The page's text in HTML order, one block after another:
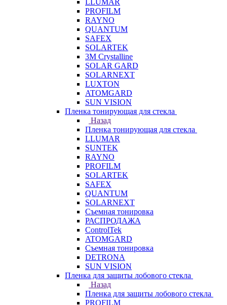
LLUMAR
PROFILM
RAYNO
QUANTUM
SAFEX
SOLARTEK
3M Crystalline
SOLAR GARD
SOLARNEXT
LUXTON
ATOMGARD
SUN VISION
Пленка тонирующая для стекла
Назад
Пленка тонирующая для стекла
LLUMAR
SUNTEK
RAYNO
PROFILM
SOLARTEK
SAFEX
QUANTUM
SOLARNEXT
Съемная тонировка
РАСПРОДАЖА
ControlTek
ATOMGARD
Съемная тонировка
DETRONA
SUN VISION
Пленка для защиты лобового стекла
Назад
Пленка для защиты лобового стекла
PROFILM